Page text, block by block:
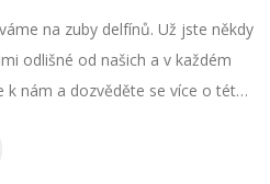
na zuby delfínů. Už jste někdy
odlišné od našich a v každém
k nám a dozvěděte se více o této